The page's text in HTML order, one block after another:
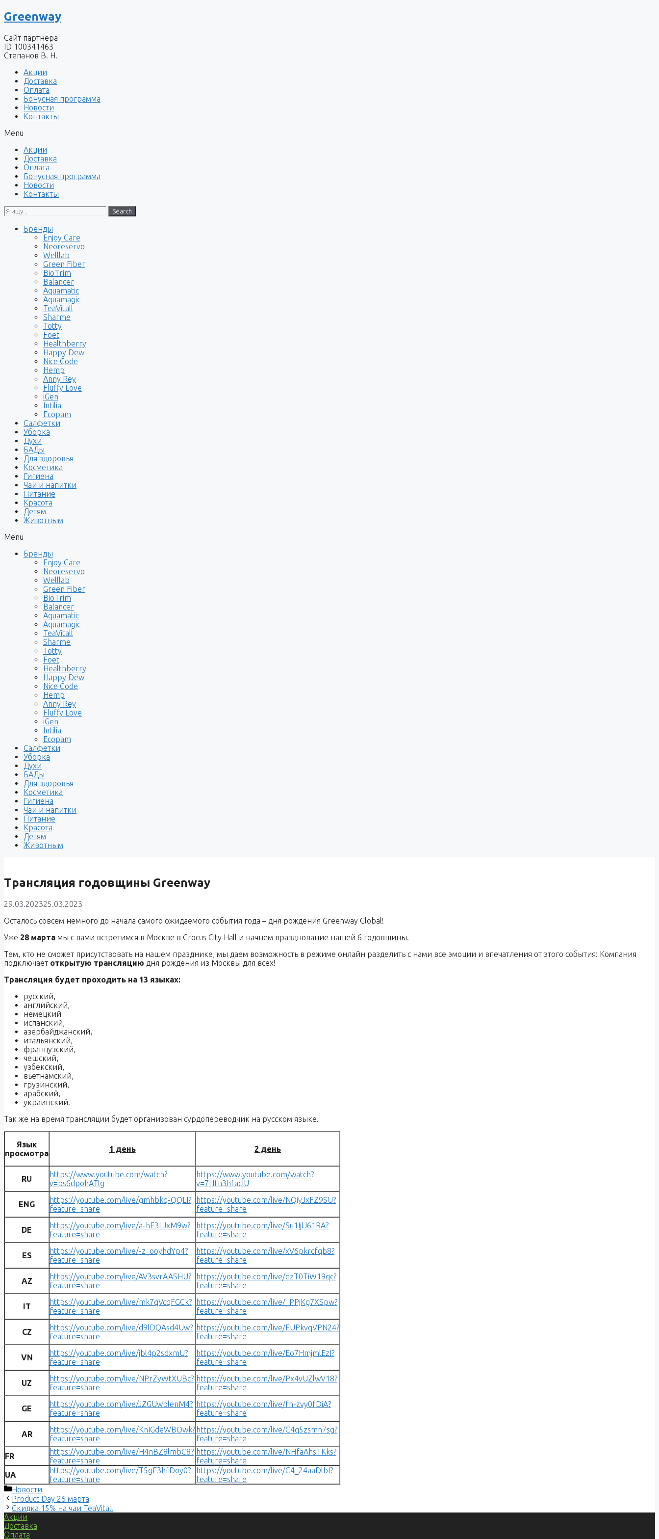
Перейти
к
Greenway
Сайт партнера
ID 100341463
Степанов В. Н.
Акции
Доставка
Оплата
Бонусная программа
Новости
Контакты
Menu
Акции
Доставка
Оплата
Бонусная программа
Новости
Контакты
Search
Бренды
Enjoy Care
Neoreservo
Welllab
Green Fiber
BioTrim
Balancer
Aquamatic
Aquamagic
TeaVitall
Sharme
Totty
Foet
Healthberry
Happy Dew
Nice Code
Hemp
Anny Rey
Fluffy Love
iGen
Intilia
Ecopam
Салфетки
Уборка
Духи
БАДы
Для здоровья
Косметика
Гигиена
Чаи и напитки
Питание
Красота
Детям
Животным
Menu
Бренды
Enjoy Care
Neoreservo
Welllab
Green Fiber
BioTrim
Balancer
Aquamatic
Aquamagic
TeaVitall
Sharme
Totty
Foet
Healthberry
Happy Dew
Nice Code
Hemp
Anny Rey
Fluffy Love
iGen
Intilia
Ecopam
Салфетки
Уборка
Духи
БАДы
Для здоровья
Косметика
Гигиена
Чаи и напитки
Питание
Красота
Детям
Животным
Трансляция годовщины Greenway
29.03.202325.03.2023
Осталось совсем немного до начала самого ожидаемого события года – дня рождения Greenway Global!
Уже 28 марта мы с вами встретимся в Москве в Crocus City Hall и начнем празднование нашей 6 годовщины.
Тем, кто не сможет присутствовать на нашем празднике, мы даем возможность в режиме онлайн разделить с нами все эмоции и впечатления от этого события: Компания
подключает открытую трансляцию дня рождения из Москвы для всех!
Трансляция будет проходить на 13 языках:
русский,
английский,
немецкий
испанский,
азербайджанский,
итальянский,
французский,
чешский,
узбекский,
вьетнамский,
грузинский,
арабский,
украинский.
Так же на время трансляции будет организован сурдопереводчик на русском языке.
Язык
просмотра
1 день 2 день
RU
https://www.youtube.com/watch?
v=bs6dpohATlg
https://www.youtube.com/watch?
v=7Hfn3hfacIU
ENG
https://youtube.com/live/gmhbkq-QQLI?
feature=share
https://youtube.com/live/NQiyJxFZ9SU?
feature=share
DE
https://youtube.com/live/a-hE3LJxM9w?
feature=share
https://youtube.com/live/Su1IjlJ61RA?
feature=share
ES
https://youtube.com/live/-z_ooyhdYp4?
feature=share
https://youtube.com/live/xV6pkrcfqb8?
feature=share
AZ
https://youtube.com/live/AV3svrAASHU?
feature=share
https://youtube.com/live/dzT0TiW19qc?
feature=share
IT
https://youtube.com/live/mk7qVcqFGCk?
feature=share
https://youtube.com/live/_PPjKg7XSpw?
feature=share
CZ
https://youtube.com/live/d9lDQAsd4Uw?
feature=share
https://youtube.com/live/FUPkvqVPN24?
feature=share
VN
https://youtube.com/live/jbl4p2sdxmU?
feature=share
https://youtube.com/live/Eo7HmjmlEzI?
feature=share
UZ
https://youtube.com/live/NPrZyWtXUBc?
feature=share
https://youtube.com/live/Px4vUZlwV18?
feature=share
GE
https://youtube.com/live/JZGUwblenM4?
feature=share
https://youtube.com/live/fh-zvy0fDiA?
feature=share
AR
https://youtube.com/live/KnIGdeWBOwk?
feature=share
https://youtube.com/live/C4q5zsmn7sg?
feature=share
FR
https://youtube.com/live/H4nBZ8lmbC8?
feature=share
https://youtube.com/live/NHfaAhsTKks?
feature=share
UA
https://youtube.com/live/T5gF3hfDoy0?
feature=share
https://youtube.com/live/C4_24aaDlbI?
feature=share
Рубрики
Новости
Навигация
записи
Product Day 26 марта
Скидка 15% на чаи TeaVitall
Акции
Доставка
Оплата